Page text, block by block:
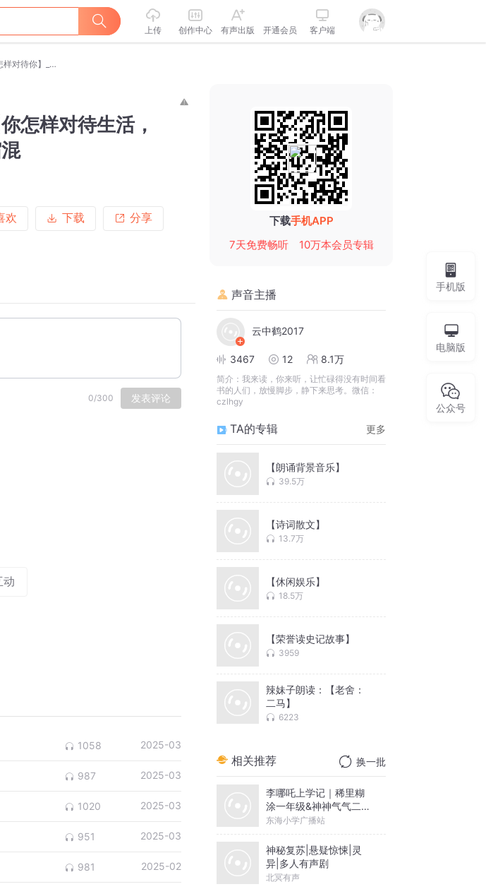
上传 创作中心 有声出版 开通会员 客户端
快乐晨读3014：云中鹤【你怎样对待生活，生活也会怎样对待你】_缩混
怎样对待生活，
欢
下载 分享
0/300 发表评论
动
1058 2025-03
987 2025-03
1020 2025-03
951 2025-03
981 2025-02
下载手机APP
7天免费畅听
10万本会员专辑
声音主播
云中鹤2017
3467 12 8.1万
简介： 我来读，你来听，让忙碌得没有时间看
书的人们，放慢脚步，静下来思考。微信：
czlhgy
TA的专辑 更多
【朗诵背景音乐】
39.5万
【诗词散文】
13.7万
【休闲娱乐】
18.5万
【荣誉读史记故事】
3959
辣妹子朗读：【老舍：
二马】
6223
相关推荐 换一批
李哪吒上学记｜稀里糊
涂一年级&神神气气二年
级
东海小学广播站
神秘复苏|悬疑惊悚|灵
异|多人有声剧
北冥有声
手机版
电脑版
公众号